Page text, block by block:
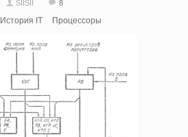
SIISII 8
История IT Процессоры